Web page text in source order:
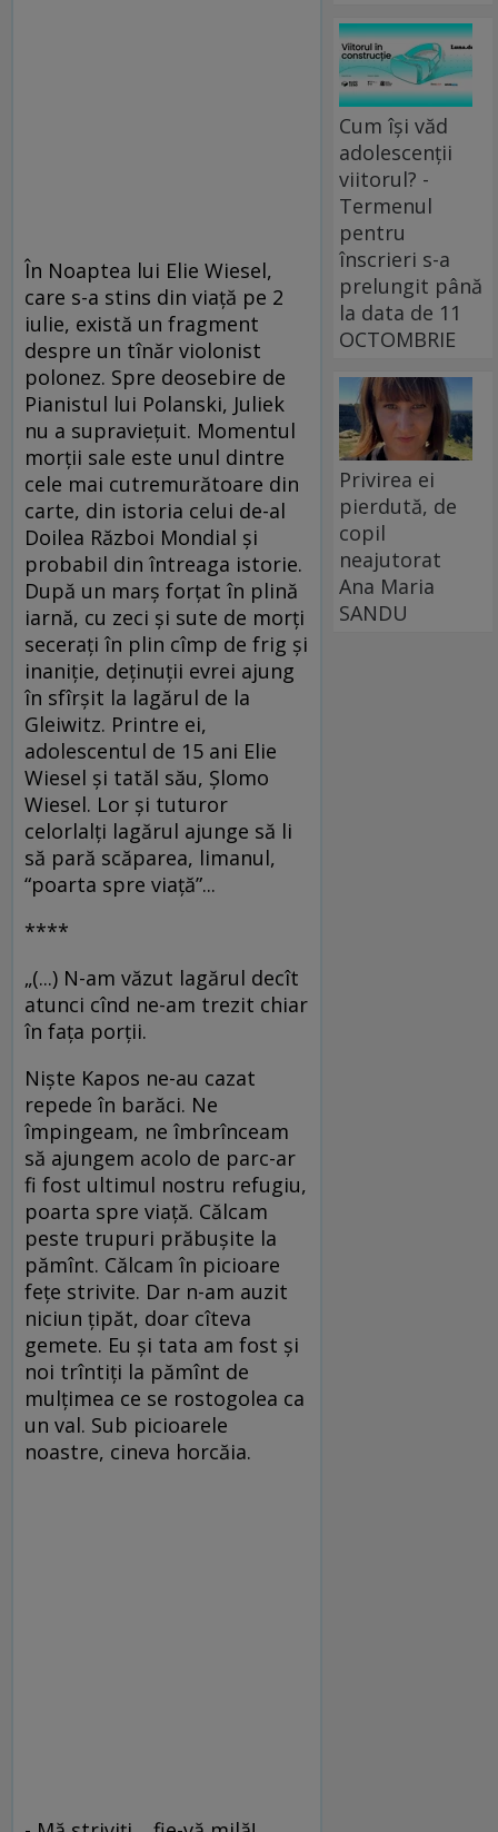
În Noaptea lui Elie Wiesel,
care s-a stins din viaţă pe 2
iulie, există un fragment
despre un tînăr violonist
polonez. Spre deosebire de
Pianistul lui Polanski, Juliek
nu a supravieţuit. Momentul
morţii sale este unul dintre
cele mai cutremurătoare din
carte, din istoria celui de-al
Doilea Război Mondial şi
probabil din întreaga istorie.
După un marş forţat în plină
iarnă, cu zeci şi sute de morţi
seceraţi în plin cîmp de frig şi
inaniţie, deţinuţii evrei ajung
în sfîrşit la lagărul de la
Gleiwitz. Printre ei,
adolescentul de 15 ani Elie
Wiesel şi tatăl său, Şlomo
Wiesel. Lor şi tuturor
celorlalţi lagărul ajunge să li
să pară scăparea, limanul,
“poarta spre viaţă”...
****
„(...) N-am văzut lagărul decît
atunci cînd ne-am trezit chiar
în faţa porţii.
Nişte Kapos ne-au cazat
repede în barăci. Ne
împingeam, ne îmbrînceam
să ajungem acolo de parc-ar
fi fost ultimul nostru refugiu,
poarta spre viaţă. Călcam
peste trupuri prăbuşite la
pămînt. Călcam în picioare
feţe strivite. Dar n-am auzit
niciun ţipăt, doar cîteva
gemete. Eu şi tata am fost şi
noi trîntiţi la pămînt de
mulţimea ce se rostogolea ca
un val. Sub picioarele
noastre, cineva horcăia.
Cum își văd
adolescenții
viitorul? -
Termenul
pentru
înscrieri s-a
prelungit până
la data de 11
OCTOMBRIE
Privirea ei
pierdută, de
copil
neajutorat
Ana Maria
SANDU